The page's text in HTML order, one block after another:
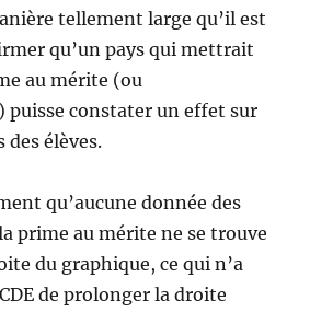
tellement large qu’il est
qu’un pays qui mettrait
au mérite (ou
puisse constater un effet sur
des élèves.
qu’aucune donnée des
prime au mérite ne se trouve
du graphique, ce qui n’a
de prolonger la droite